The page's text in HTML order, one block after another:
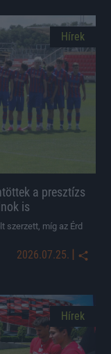
Hírek
a presztízs
is
szerzett, míg az Érd
2026.07.25. |
Hírek